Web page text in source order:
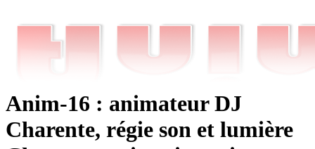
Anim-16 : animateur DJ
Charente, régie son et lumière